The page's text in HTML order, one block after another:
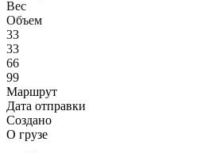
Вес
Объем
33
33
66
99
Маршрут
Дата отправки
Создано
О грузе